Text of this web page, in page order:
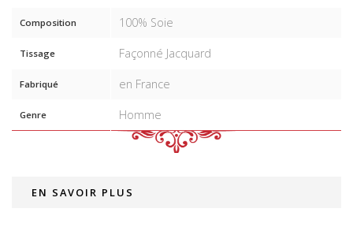
Composition 100% Soie
Tissage Façonné Jacquard
Fabriqué en France
Genre Homme
EN SAVOIR PLUS